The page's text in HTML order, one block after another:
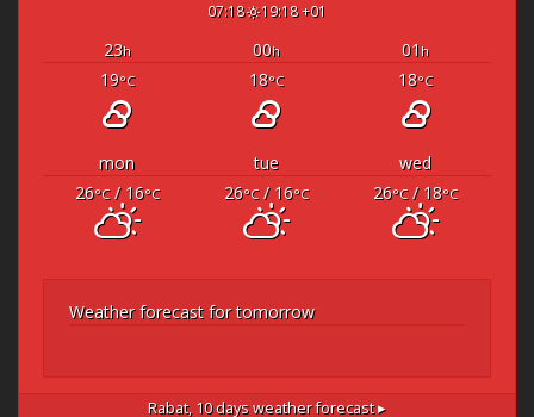
07:18 19:18 +01
23h 00h 01 h
19°C 18°C 18°C
mon tue
wed
26°C/ 16°C 26°C/ 16°C 26°C/ 18°C
Weather forecast for tomorrow
Rabat, 10 days weather forecast ▸